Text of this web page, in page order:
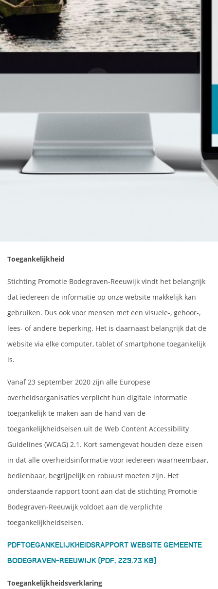
Toegankelijkheid
Stichting Promotie Bodegraven-Reeuwijk vindt het belangrijk
dat iedereen de informatie op onze website makkelijk kan
gebruiken. Dus ook voor mensen met een visuele-, gehoor-,
lees- of andere beperking. Het is daarnaast belangrijk dat de
website via elke computer, tablet of smartphone toegankelijk
is.
Vanaf 23 september 2020 zijn alle Europese
overheidsorganisaties verplicht hun digitale informatie
toegankelijk te maken aan de hand van de
toegankelijkheidseisen uit de Web Content Accessibility
Guidelines (WCAG) 2.1. Kort samengevat houden deze eisen
in dat alle overheidsinformatie voor iedereen waarneembaar,
bedienbaar, begrijpelijk en robuust moeten zijn. Het
onderstaande rapport toont aan dat de stichting Promotie
Bodegraven-Reeuwijk voldoet aan de verplichte
toegankelijkheidseisen.
PDFToegankelijkheidsrapport website Gemeente
Bodegraven-Reeuwijk (PDF, 229.73 KB)
Toegankelijkheidsverklaring